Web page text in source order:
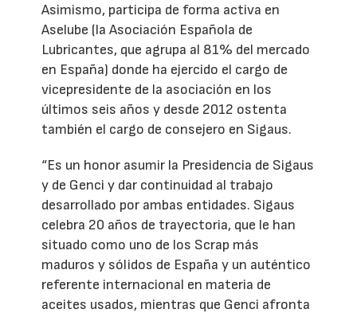
Asimismo, participa de forma activa en
Aselube (la Asociación Española de
Lubricantes, que agrupa al 81% del mercado
en España) donde ha ejercido el cargo de
vicepresidente de la asociación en los
últimos seis años y desde 2012 ostenta
también el cargo de consejero en Sigaus.
“Es un honor asumir la Presidencia de Sigaus
y de Genci y dar continuidad al trabajo
desarrollado por ambas entidades. Sigaus
celebra 20 años de trayectoria, que le han
situado como uno de los Scrap más
maduros y sólidos de España y un auténtico
referente internacional en materia de
aceites usados, mientras que Genci afronta